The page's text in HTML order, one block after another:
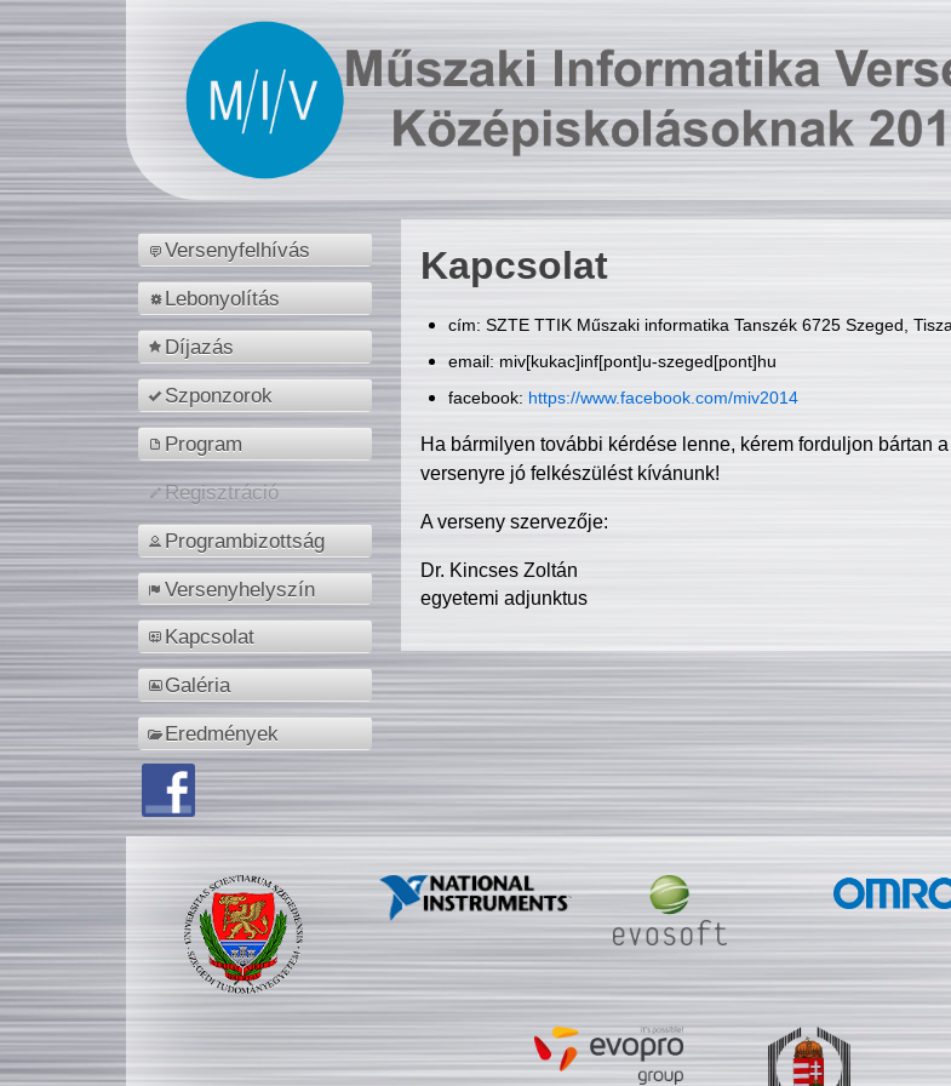
Versenyfelhívás
Lebonyolítás
Díjazás
Szponzorok
Program
Regisztráció
Programbizottság
Versenyhelyszín
Kapcsolat
Galéria
Eredmények
Kapcsolat
cím: SZTE TTIK Műszaki informatika Tanszék 6725 Szeged,
email: miv[kukac]inf[pont]u-szeged[pont]hu
facebook: https://www.facebook.com/miv2014
Ha bármilyen további kérdése lenne, kérem forduljon bártan
versenyre jó felkészülést kívánunk!
A verseny szervezője:
Dr. Kincses Zoltán
egyetemi adjunktus